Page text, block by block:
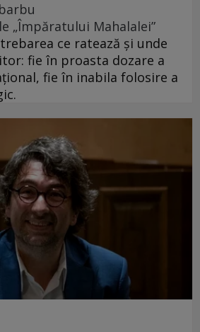
„Împăratului Mahalalei”
ce ratează și unde
fie în proasta dozare a
fie în inabila folosire a